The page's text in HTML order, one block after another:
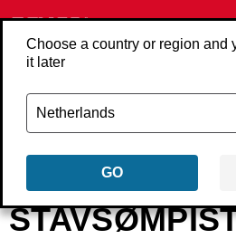
Choose a country or region and
it later
GO
Tilbage Produkter Værktøjer